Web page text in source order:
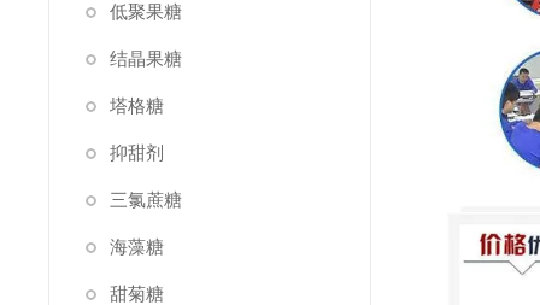
低聚果糖
结晶果糖
塔格糖
抑甜剂
三氯蔗糖
海藻糖
甜菊糖